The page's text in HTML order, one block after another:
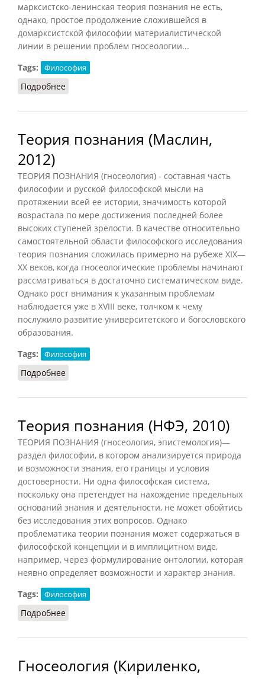
марксистско-ленинская теория познания не есть,
однако, простое продолжение сложившейся в
домарксистской философии материалистической
линии в решении проблем гносеологии...
Tags:
Философия
Подробнее
Теория познания (Маслин,
2012)
ТЕОРИЯ ПОЗНАНИЯ (гносеология) - составная часть
философии и русской философской мысли на
протяжении всей ее истории, значимость которой
возрастала по мере достижения последней более
высоких ступеней зрелости. В качестве относительно
самостоятельной области философского исследования
теория познания сложилась примерно на рубеже XIX—
XX веков, когда гносеологические проблемы начинают
рассматриваться в достаточно систематическом виде.
Однако рост внимания к указанным проблемам
наблюдается уже в XVIII веке, толчком к чему
послужило развитие университетского и богословского
образования.
Tags:
Философия
Подробнее
Теория познания (НФЭ, 2010)
ТЕОРИЯ ПОЗНАНИЯ (гносеология, эпистемология)—
раздел философии, в котором анализируется природа
и возможности знания, его границы и условия
достоверности. Ни одна философская система,
поскольку она претендует на нахождение предельных
оснований знания и деятельности, не может обойтись
без исследования этих вопросов. Однако
проблематика теории познания может содержаться в
философской концепции и в имплицитном виде,
например, через формулирование онтологии, которая
неявно определяет возможности и характер знания.
Tags:
Философия
Подробнее
Гносеология (Кириленко,